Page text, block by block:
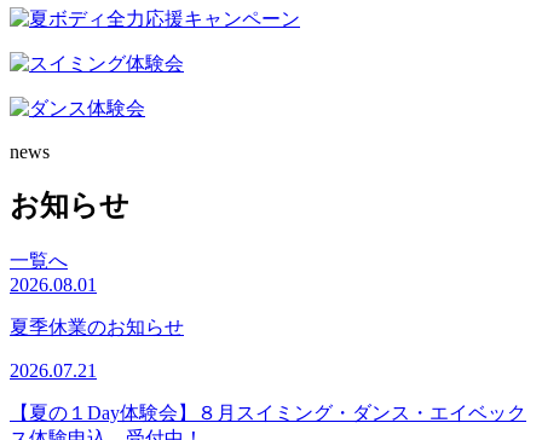
news
お知らせ
一覧へ
2026.08.01
夏季休業のお知らせ
2026.07.21
【夏の１Day体験会】８月スイミング・ダンス・エイベック